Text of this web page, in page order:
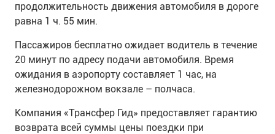
продолжительность движения автомобиля в дороге
равна 1 ч. 55 мин.
Пассажиров бесплатно ожидает водитель в течение
20 минут по адресу подачи автомобиля. Время
ожидания в аэропорту составляет 1 час, на
железнодорожном вокзале – полчаса.
Компания «Трансфер Гид» предоставляет гарантию
возврата всей суммы цены поездки при